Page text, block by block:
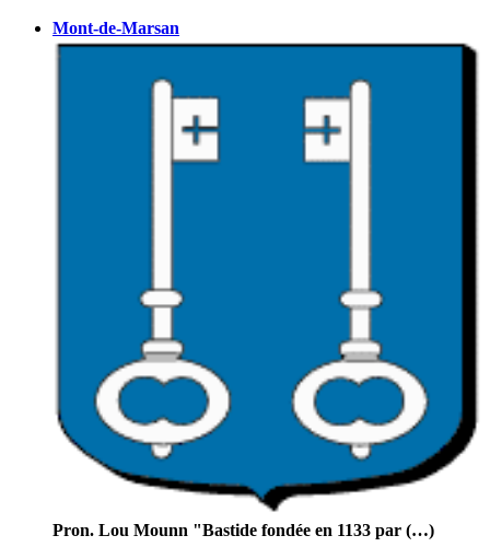
Mont-de-Marsan
Pron. Lou Mounn "Bastide fondée en 1133 par (…)